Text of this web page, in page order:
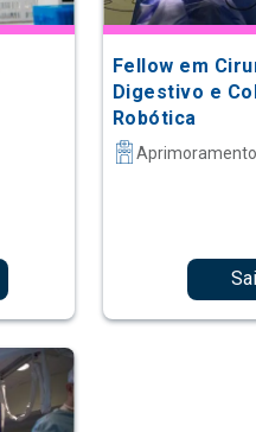
Fellow em
Digestivo e
Robótica
Aprimoramento